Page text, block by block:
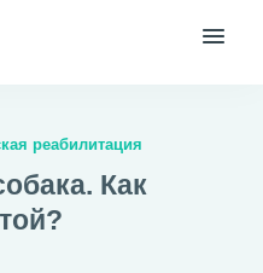
реабилитация
Как